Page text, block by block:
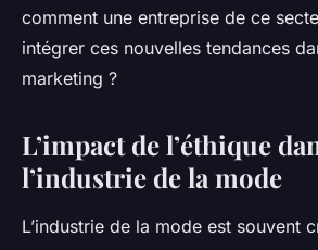
comment une entreprise de ce
intégrer ces nouvelles tendances
marketing ?
L’impact de l’éthique
l’industrie de la mode
L’industrie de la mode est souvent